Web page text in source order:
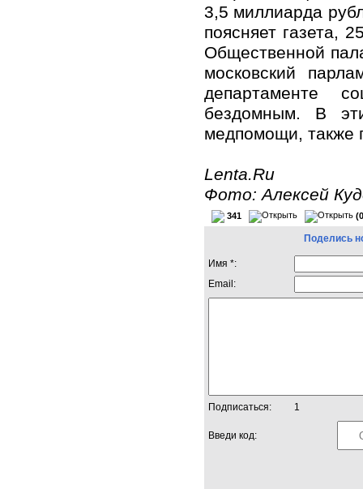
3,5 миллиарда
поясняет газета,
Общественной
московский
департаменте
бездомным. В
медпомощи, также
Lenta.Ru
Фото: Алексей
341
Поделись
Имя *:
Email:
Подписаться: 1
Введи код: